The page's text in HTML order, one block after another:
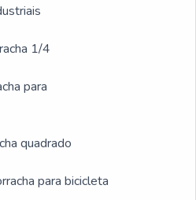
1/4
para
quadrado
para bicicleta